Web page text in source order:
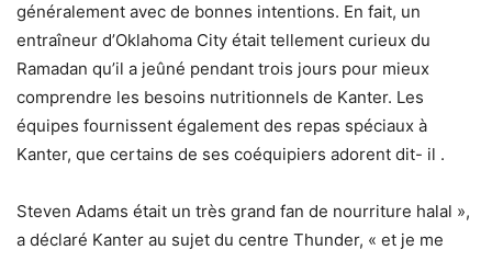
généralement avec de bonnes intentions. En fait, un
entraîneur d’Oklahoma City était tellement curieux du
Ramadan qu’il a jeûné pendant trois jours pour mieux
comprendre les besoins nutritionnels de Kanter. Les
équipes fournissent également des repas spéciaux à
Kanter, que certains de ses coéquipiers adorent dit- il .
Steven Adams était un très grand fan de nourriture halal »,
a déclaré Kanter au sujet du centre Thunder, « et je me